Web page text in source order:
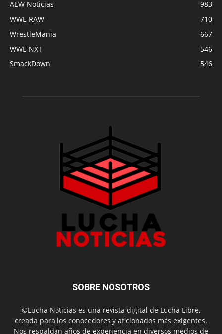
AEW Noticias
983
WWE RAW
710
WrestleMania
667
WWE NXT
546
SmackDown
546
SOBRE NOSOTROS
©Lucha Noticias es una revista digital de Lucha Libre,
creada para los conocedores y aficionados más exigentes.
Nos respaldan años de experiencia en diversos medios de